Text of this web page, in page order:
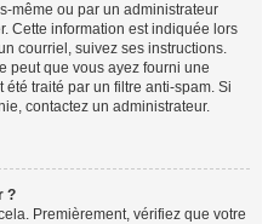
même ou par un administrateur
Cette information est indiquée lors
courriel, suivez ses instructions.
peut que vous ayez fourni une
traité par un filtre anti-spam. Si
contactez un administrateur.
?
Premièrement, vérifiez que votre